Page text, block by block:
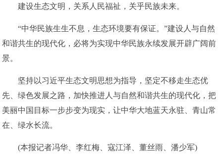
建设生态文明，关系人民福祉，关乎民族未来。
“中华民族生生不息，生态环境要有保证。”建设人与自然
和谐共生的现代化，必将为实现中华民族永续发展开辟广阔前
景。
坚持以习近平生态文明思想为指导，坚定不移走生态优
先、绿色发展之路，加快推进人与自然和谐共生的现代化，把
美丽中国目标一步步变为现实，让中华大地蓝天永驻、青山常
在、绿水长流。
(本报记者冯华、李红梅、寇江泽、董丝雨、潘少军)